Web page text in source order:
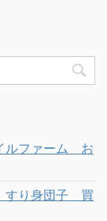
ルファーム お
すり身団子 買